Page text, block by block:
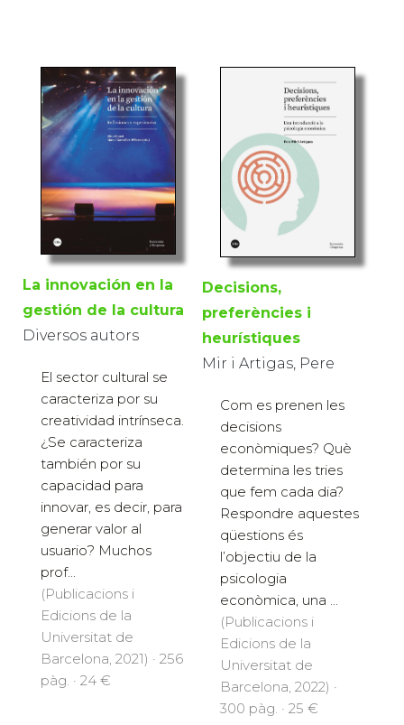
La innovación en la
gestión de la cultura
Diversos autors
El sector cultural se
caracteriza por su
creatividad intrínseca.
¿Se caracteriza
también por su
capacidad para
innovar, es decir, para
generar valor al
usuario? Muchos
prof...
(Publicacions i
Edicions de la
Universitat de
Barcelona, 2021) · 256
pàg. · 24 €
Decisions,
preferències i
heurístiques
Mir i Artigas, Pere
Com es prenen les
decisions
econòmiques? Què
determi­na les tries
que fem cada dia?
Respondre aquestes
qües­tions és
l’objectiu de la
psicologia
econòmica, una ...
(Publicacions i
Edicions de la
Universitat de
Barcelona, 2022) ·
300 pàg. · 25 €